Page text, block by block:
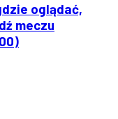
oglądać,
meczu